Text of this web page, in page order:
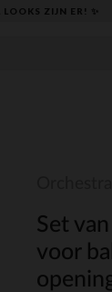
ZIJN ER! ✨
Set
voor